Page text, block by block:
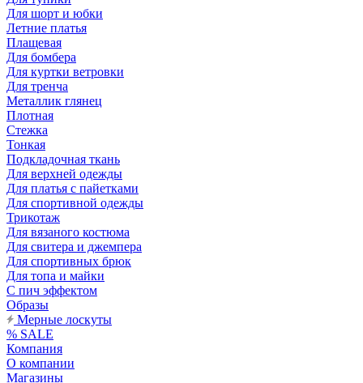
Для шорт и юбки
Летние платья
Плащевая
Для бомбера
Для куртки ветровки
Для тренча
Металлик глянец
Плотная
Стежка
Тонкая
Подкладочная ткань
Для верхней одежды
Для платья с пайетками
Для спортивной одежды
Трикотаж
Для вязаного костюма
Для свитера и джемпера
Для спортивных брюк
Для топа и майки
С пич эффектом
Образы
Мерные лоскуты
% SALE
Компания
О компании
Магазины